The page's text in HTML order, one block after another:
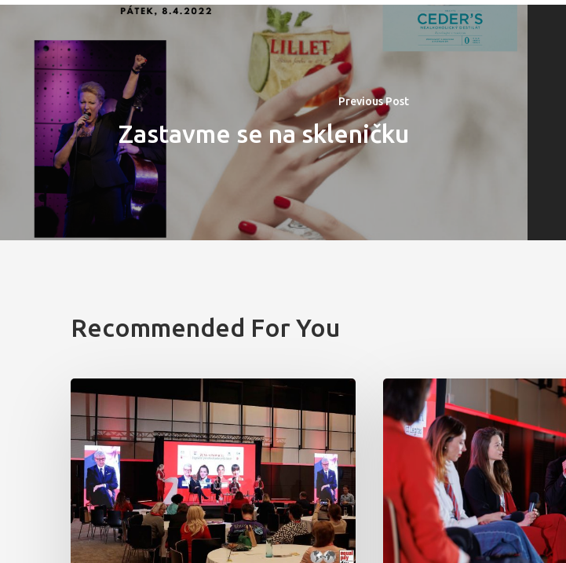
Previous Post
Zastavme se na skleničku
Recommended For You